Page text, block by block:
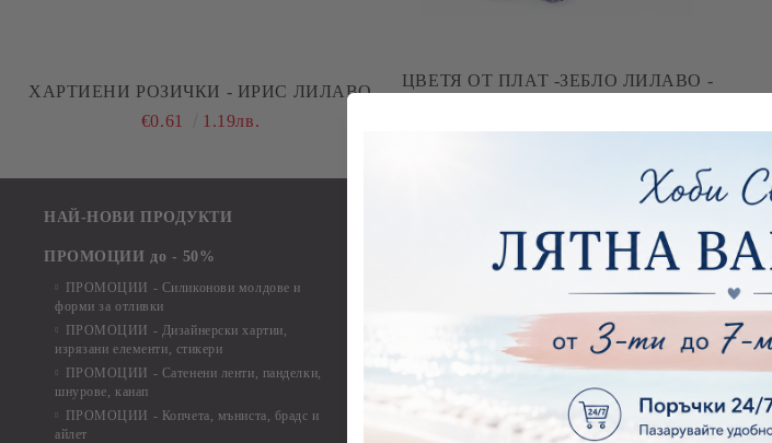
ХАРТИЕНИ РОЗИЧКИ - ИРИС ЛИЛАВО
€0.61
1.19лв.
ЦВЕТЯ ОТ ПЛАТ -ЗЕБЛО ЛИЛАВО -
€1.12
2.19лв.
НАЙ-НОВИ ПРОДУКТИ
ПРОМОЦИИ до - 50%
ПРОМОЦИИ - Силиконови молдове и
форми за отливки
ПРОМОЦИИ - Дизайнерски хартии,
изрязани елементи, стикери
ПРОМОЦИИ - Сатенени ленти, панделки,
шнурове, канап
ПРОМОЦИИ - Копчета, мъниста, брадс и
айлет
Краклета и медиуми
Инструменти и пособия
Дизайнерски хартии
Дизайнерски хартии - 20.30 х 20.30 см.
Дизайнерски хартии - 30.50 х 30.50 см.